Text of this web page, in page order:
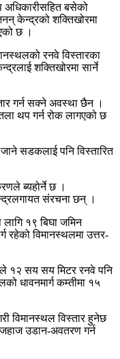
अधिकारीसहित बसेको
केन्द्रको शक्तिखोरमा
छ ।
रनवे विस्तारका
शक्तिखोरमा सार्ने
गर्न सक्ने अवस्था छैन ।
थप गर्न रोक लागएको छ
सडकलाई पनि विस्तारित
ब्यहोर्ने छ ।
संरचना छन् ।
१९ बिघा जमिन
रहेको विमानस्थलमा उत्तर-
१२ सय सय मिटर रनवे पनि
धावनमार्ग कम्तीमा १५
विमानस्थल विस्तार हुनेछ
उडान-अवतरण गर्न